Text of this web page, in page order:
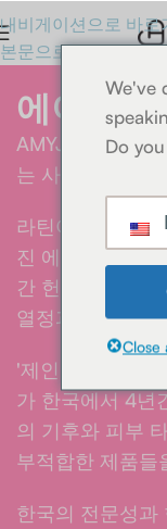
내비게이션으로 바로
본문으로 바로가기
에이미
AMYJANE은 단
는 사랑과 진심의
라틴어에서 유래
진 에이미(AMY)
간 헌신하며 최
열정과 책임감을
'제인'이라는 이
가 한국에서 4년
의 기후와 피부
부적합한 제품들
한국의 전문성과
We've
Do
Close